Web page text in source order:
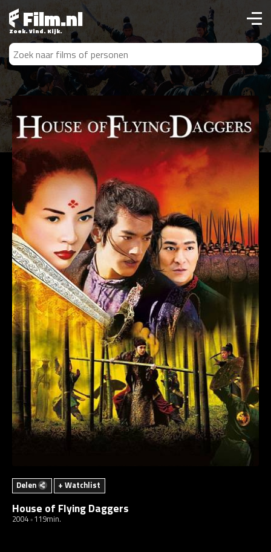
Film.nl
Zoek. Vind. Kijk.
Delen + Watchlist
House of Flying Daggers
2004 119min.